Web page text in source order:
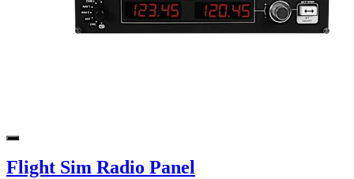
Flight Sim Radio Panel